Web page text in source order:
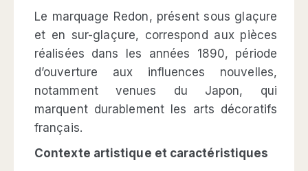
Le marquage Redon, présent sous glaçure
et en sur-glaçure, correspond aux pièces
réalisées dans les années 1890, période
d’ouverture aux influences nouvelles,
notamment venues du Japon, qui
marquent durablement les arts décoratifs
français.
Contexte artistique et caractéristiques